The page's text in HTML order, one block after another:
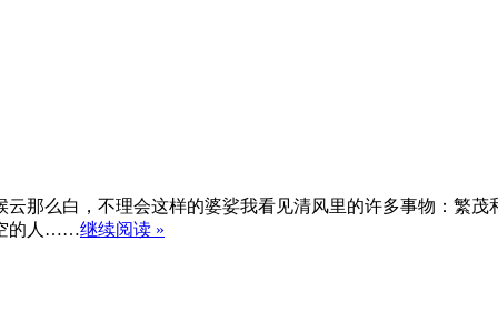
那么白，不理会这样的婆娑我看见清风里的许多事物：繁
的人……继续阅读 »